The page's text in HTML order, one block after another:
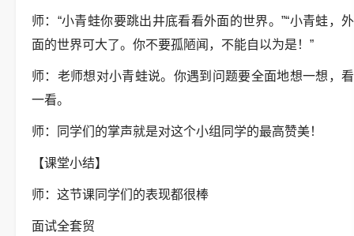
师：“小青蛙你要跳出井底看看外面的世界。”“小青蛙，外
面的世界可大了。你不要孤陋闻，不能自以为是！”
师：老师想对小青蛙说。你遇到问题要全面地想一想，看
一看。
师：同学们的掌声就是对这个小组同学的最高赞美！
【课堂小结】
师：这节课同学们的表现都很棒
面试全套贸